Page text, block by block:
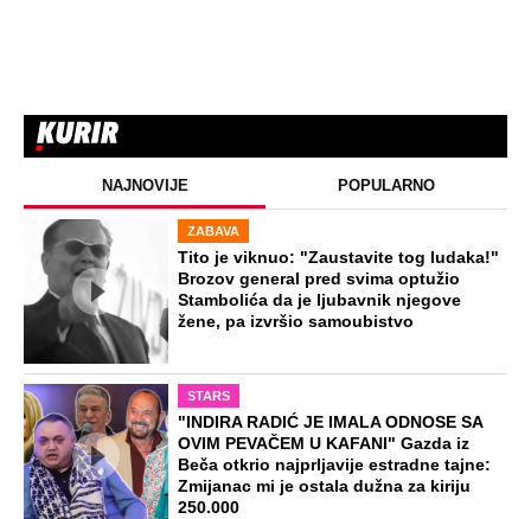
NAJNOVIJE POPULARNO
ZABAVA
Tito je viknuo: "Zaustavite tog ludaka!"
Brozov general pred svima optužio
Stambolića da je ljubavnik njegove
žene, pa izvršio samoubistvo
STARS
"INDIRA RADIĆ JE IMALA ODNOSE SA
OVIM PEVAČEM U KAFANI" Gazda iz
Beča otkrio najprljavije estradne tajne:
Zmijanac mi je ostala dužna za kiriju
250.000